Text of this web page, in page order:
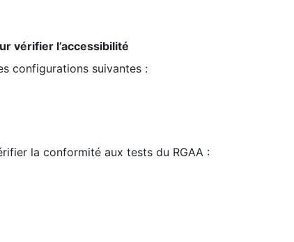
vérifier l’accessibilité
configurations suivantes :
la conformité aux tests du RGAA :